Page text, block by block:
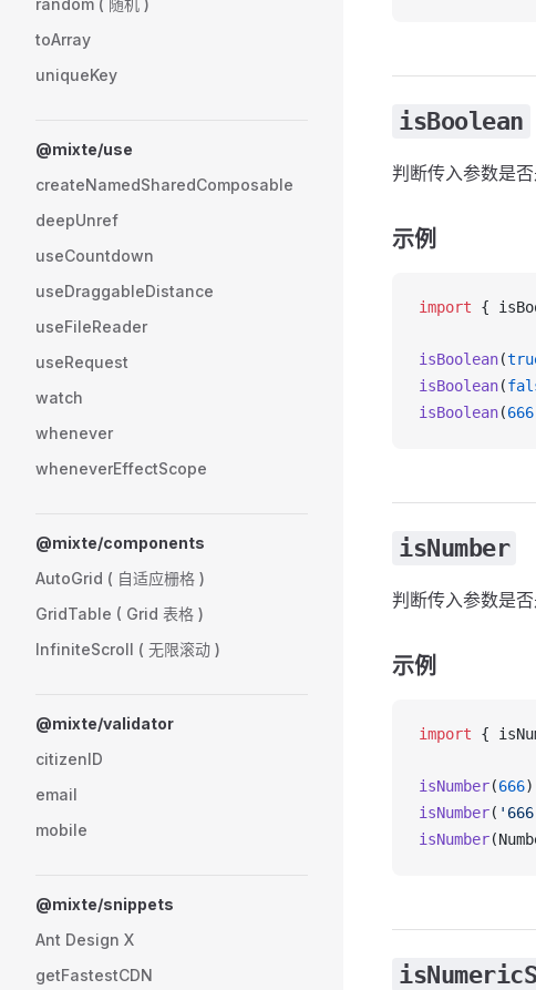
random ( 随机 )
toArray
uniqueKey
@mixte/use
createNamedSharedComposable
deepUnref
useCountdown
useDraggableDistance
useFileReader
useRequest
watch
whenever
wheneverEffectScope
@mixte/components
AutoGrid ( 自适应栅格 )
GridTable ( Grid 表格 )
InfiniteScroll ( 无限滚动 )
@mixte/validator
citizenID
email
mobile
@mixte/snippets
Ant Design X
getFastestCDN
isBoolean
判断传入参数是
示例
import {
isBoolean(
isBoolean(
isBoolean(666
isNumber
判断传入参数是
示例
import {
isNumber(666
isNumber(
isNumber(